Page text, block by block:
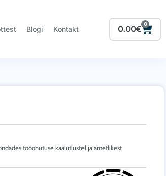
Blogi Kontakt 0.00€
0
Cart
tööohutuse kaalutlustel ja ametlikest